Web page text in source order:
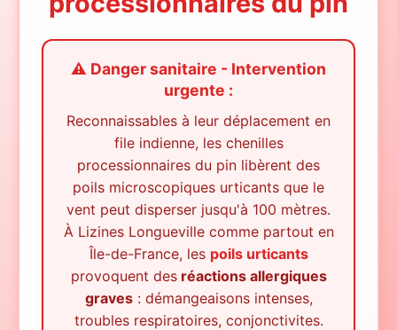
⚠️ Danger sanitaire - Intervention
urgente :
Reconnaissables à leur déplacement en
file indienne, les chenilles
processionnaires du pin libèrent des
poils microscopiques urticants que le
vent peut disperser jusqu'à 100 mètres.
À Lizines Longueville comme partout en
Île-de-France, les poils urticants
provoquent desréactions allergiques
graves : démangeaisons intenses,
troubles respiratoires, conjonctivites.